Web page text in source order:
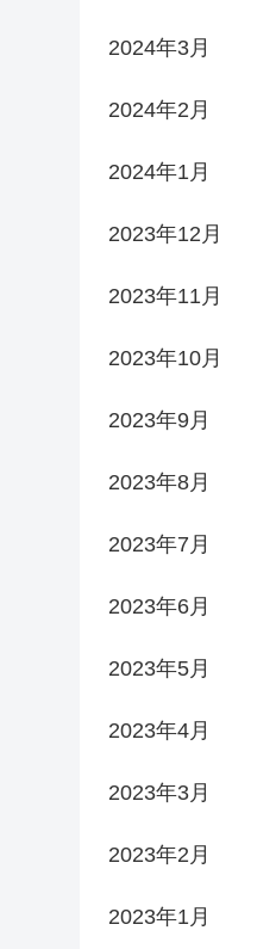
2024年3月
2024年2月
2024年1月
2023年12月
2023年11月
2023年10月
2023年9月
2023年8月
2023年7月
2023年6月
2023年5月
2023年4月
2023年3月
2023年2月
2023年1月